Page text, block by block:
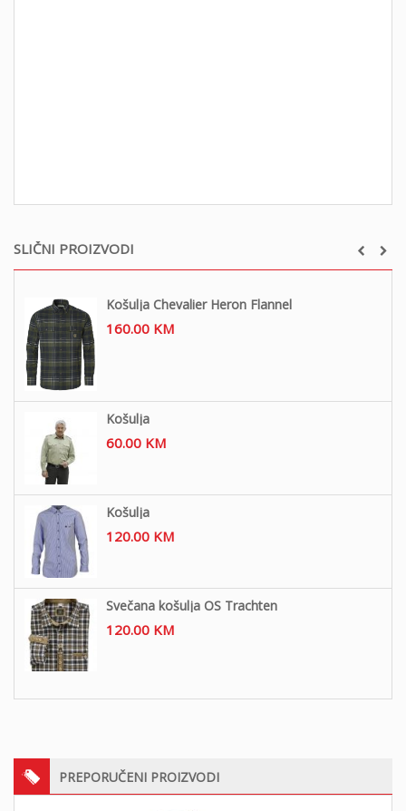
SLIČNI PROIZVODI
Košulja Chevalier Heron Flannel
160.00 KM
Košulja
60.00 KM
Košulja
120.00 KM
Svečana košulja OS Trachten
120.00 KM
PREPORUČENI PROIZVODI